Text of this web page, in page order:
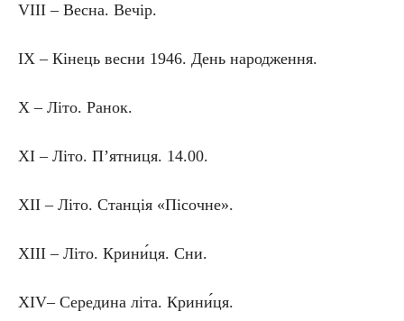
VIII – Весна. Вечір.
IX – Кінець весни 1946. День народження.
X – Літо. Ранок.
XI – Літо. П’ятниця. 14.00.
XII – Літо. Станція «Пісочне».
XIII – Літо. Крини́ця. Сни.
XIV– Середина літа. Крини́ця.